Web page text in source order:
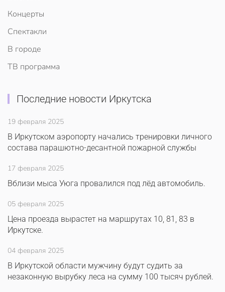
Концерты
Спектакли
В городе
ТВ программа
Последние новости Иркутска
19 февраля 2025
В Иркутском аэропорту начались тренировки личного
состава парашютно-десантной пожарной службы
17 февраля 2025
Вблизи мыса Уюга провалился под лёд автомобиль.
05 февраля 2025
Цена проезда вырастет на маршрутах 10, 81, 83 в
Иркутске.
04 февраля 2025
В Иркутской области мужчину будут судить за
незаконную вырубку леса на сумму 100 тысяч рублей.